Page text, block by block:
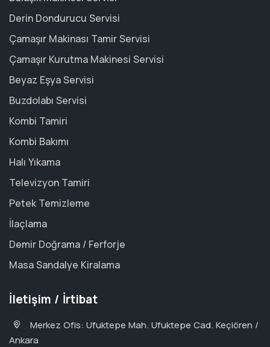
Derin Dondurucu Servisi
Çamaşır Makinası Tamir Servisi
Çamaşır Kurutma Makinesi Servisi
Beyaz Eşya Servisi
Buzdolabı Servisi
Kombi Tamiri
Kombi Bakımı
Halı Yıkama
Televizyon Tamiri
Petek Temizleme
İlaçlama
Demir Doğrama / Ferforje
Masa Sandalye Kiralama
İletişim / İrtibat
Merkez Ofis: Ufuktepe Mah. Ufuktepe Cad. Keçiören /
Ankara